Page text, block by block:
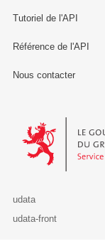
Tutoriel de l'API
Référence de l'API
Nous contacter
Le Gouvernement
udata
udata-front